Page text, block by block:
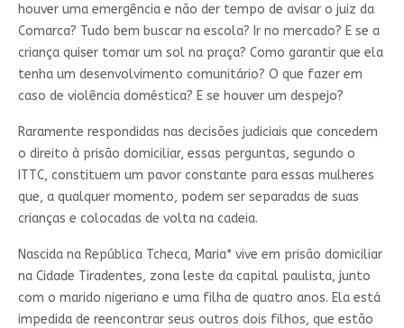
houver uma emergência e não der tempo de avisar o juiz da
Comarca? Tudo bem buscar na escola? Ir no mercado? E se a
criança quiser tomar um sol na praça? Como garantir que ela
tenha um desenvolvimento comunitário? O que fazer em
caso de violência doméstica? E se houver um despejo?
Raramente respondidas nas decisões judiciais que concedem
o direito à prisão domiciliar, essas perguntas, segundo o
ITTC, constituem um pavor constante para essas mulheres
que, a qualquer momento, podem ser separadas de suas
crianças e colocadas de volta na cadeia.
Nascida na República Tcheca, Maria* vive em prisão domiciliar
na Cidade Tiradentes, zona leste da capital paulista, junto
com o marido nigeriano e uma filha de quatro anos. Ela está
impedida de reencontrar seus outros dois filhos, que estão